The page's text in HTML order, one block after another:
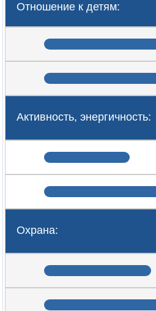
Отношение к детям:
Активность, энергичность:
Охрана: